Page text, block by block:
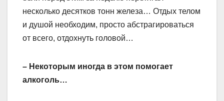
несколько десятков тонн железа… Отдых телом
и душой необходим, просто абстрагироваться
от всего, отдохнуть головой…
– Некоторым иногда в этом помогает
алкоголь…